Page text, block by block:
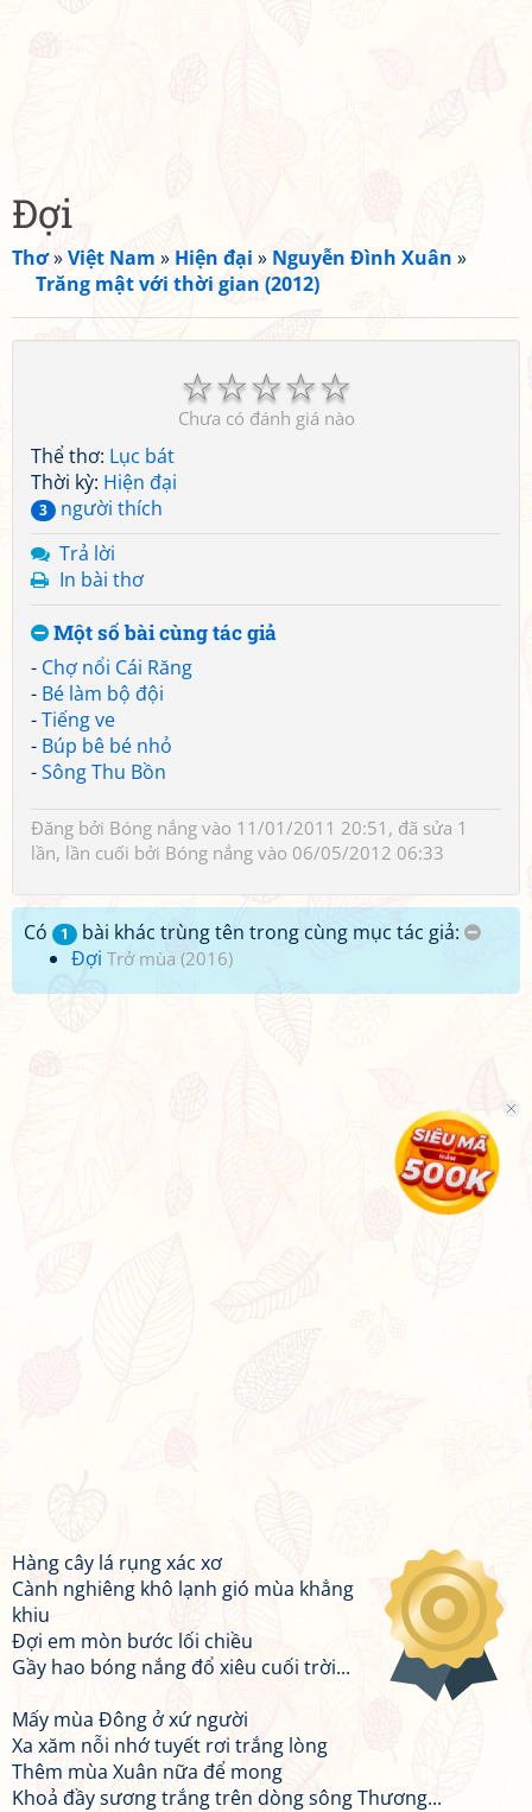
Đợi
Thơ»Việt Nam » Hiện đại » Nguyễn Đình Xuân »
Trăng mật với thời gian (2012)
☆
☆
☆
☆
☆
Chưa có đánh giá nào
Thể thơ: Lục bát
Thời kỳ: Hiện đại
3
người thích
Trả lời
In bài thơ
Một số bài cùng tác giả
- Chợ nổi Cái Răng
- Bé làm bộ đội
-Tiếng ve
- Búp bê bé nhỏ
-Sông Thu Bồn
Đăng bởi Bóng nắng vào 11/01/2011 20:51, đã sửa 1
lần, lần cuối bởi Bóng nắng vào 06/05/2012 06:33
Có 1
bài khác trùng tên trong cùng mục tác giả:
Đợi Trở mùa (2016)
Hàng cây lá rụng xác xơ
Cành nghiêng khô lạnh gió mùa khẳng
khiu
Đợi em mòn bước lối chiều
Gầy hao bóng nắng đổ xiêu cuối trời...
Mấy mùa Đông ở xứ người
Xa xăm nỗi nhớ tuyết rơi trắng lòng
Thêm mùa Xuân nữa để mong
Khoả đầy sương trắng trên dòng sông Thương...